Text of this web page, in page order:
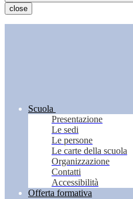
close
Scuola
Presentazione
Le sedi
Le persone
Le carte della scuola
Organizzazione
Contatti
Accessibilità
Offerta formativa